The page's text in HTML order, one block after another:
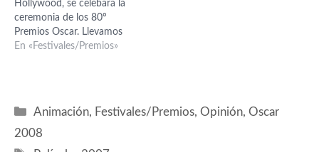
Hollywood, se celebará la
ceremonia de los 80º
Premios Oscar. Llevamos
muuucho tiempo
Calendario - Fechas
Importantes Nominaciones
En «Festivales/Premios»
Categorías
Animación, Festivales/Premios,Opinión,Oscar
2008